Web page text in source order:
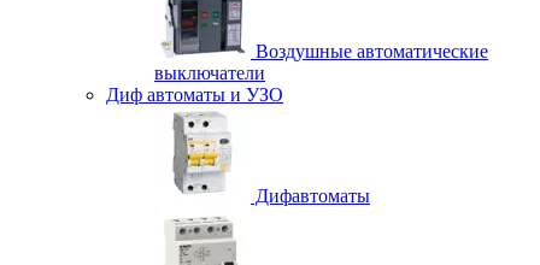
Воздушные автоматические
выключатели
Диф автоматы и УЗО
Дифавтоматы